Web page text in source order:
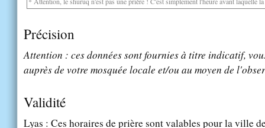
Précision
Attention : ces données sont fournies à titre indicatif,
auprès de votre mosquée locale et/ou au moyen de
Validité
Lyas : Ces horaires de prière sont valables pour la ville